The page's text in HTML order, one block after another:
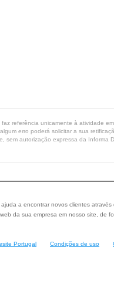
referência unicamente à atividade
erro poderá solicitar a sua
autorização expressa da Informa
a encontrar novos clientes através
da sua empresa em nosso site, de
Portugal Condições de uso